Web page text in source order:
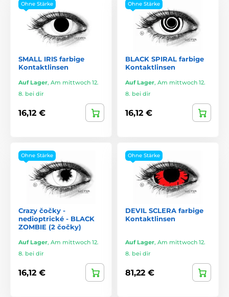
Ohne Stärke
SMALL IRIS farbige
Kontaktlinsen
Auf Lager, Am mittwoch 12.
8. bei dir
16,12 €
Ohne Stärke
BLACK SPIRAL farbige
Kontaktlinsen
Auf Lager, Am mittwoch 12.
8. bei dir
16,12 €
Ohne Stärke
Crazy čočky -
nedioptrické - BLACK
ZOMBIE (2 čočky)
Auf Lager, Am mittwoch 12.
8. bei dir
16,12 €
Ohne Stärke
DEVIL SCLERA farbige
Kontaktlinsen
Auf Lager, Am mittwoch 12.
8. bei dir
81,22 €